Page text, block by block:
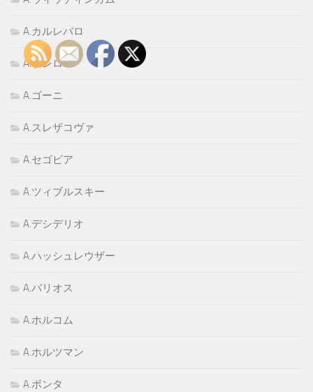
A.カルレバロ
A.ゲレロ
A.ゴーニ
A.スレザコヴァ
A.セゴビア
A.ツィブルスキー
A.デシデリオ
A.ハッシュレウザー
A.バリオス
A.ホルコム
A.ホルツマン
A.ボンタ